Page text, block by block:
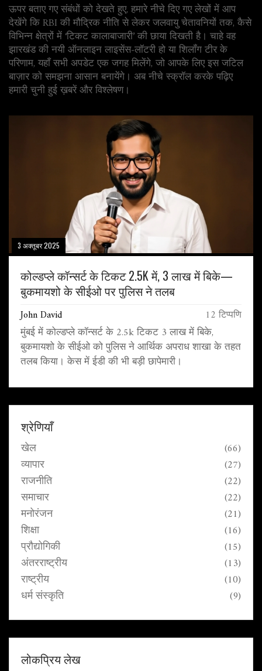
ऊपर बताए गए संबंधों को देखते हुए, हमारे नीचे दिए गए लेखों में आप
देखेंगे कि RBI की मौद्रिक नीति से लेकर जलवायु चेतावनियों तक, कैसे
विभिन्न क्षेत्रों में ‘टिकट कालाबाजारी’ की छाया दिखती है। चाहे वह
झारखंड की नयी ऑनलाइन लाइसेंस‑लॉटरी हो या शिलॉंग टीर के
परिणाम, यहाँ सभी अपडेट एक जगह मिलेंगे, जो आपके लिए इस जटिल
बाज़ार को समझना आसान बनायेंगे। अब नीचे स्क्रॉल करके पढ़िए
हमारी चुनी हुई ख़बरें और विश्लेषण।
3 अक्तूबर 2025
कोल्डप्ले कॉन्सर्ट के टिकट 2.5K में, 3 लाख में बिके—
बुकमायशो के सीईओ पर पुलिस ने तलब
John David 12 टिप्पणि
मुंबई में कोल्डप्ले कॉन्सर्ट के 2.5k टिकट 3 लाख में बिके,
बुकमायशो के सीईओ को पुलिस ने आर्थिक अपराध शाखा के तहत
तलब किया। केस में ईडी की भी बड़ी छापेमारी।
श्रेणियाँ
खेल (66)
व्यापार (27)
राजनीति (22)
समाचार (22)
मनोरंजन (21)
शिक्षा (16)
प्रौद्योगिकी (15)
अंतरराष्ट्रीय (13)
राष्ट्रीय (10)
धर्म संस्कृति (9)
लोकप्रिय लेख